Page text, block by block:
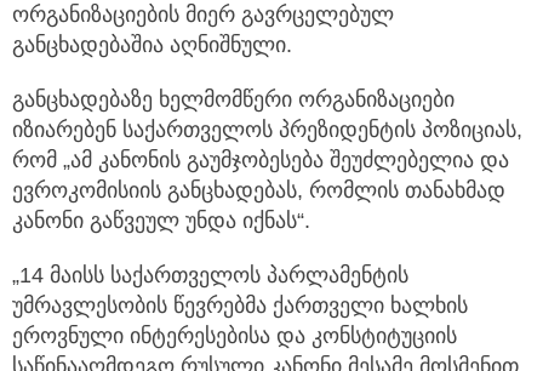
ორგანიზაციების მიერ გავრცელებულ
განცხადებაშია აღნიშნული.
განცხადებაზე ხელმომწერი ორგანიზაციები
იზიარებენ საქართველოს პრეზიდენტის პოზიციას,
რომ „ამ კანონის გაუმჯობესება შეუძლებელია და
ევროკომისიის განცხადებას, რომლის თანახმად
კანონი გაწვეულ უნდა იქნას“.
„14 მაისს საქართველოს პარლამენტის
უმრავლესობის წევრებმა ქართველი ხალხის
ეროვნული ინტერესებისა და კონსტიტუციის
საწინააღმდეგო რუსული კანონი მესამე მოსმენით